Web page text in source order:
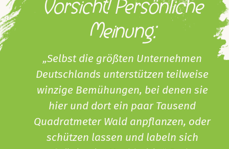
Vorsicht! Persönliche
Meinung:
„Selbst die größten Unternehmen
Deutschlands unterstützen teilweise
winzige Bemühungen, bei denen sie
hier und dort ein paar Tausend
Quadratmeter Wald anpflanzen, oder
schützen lassen und labeln sich